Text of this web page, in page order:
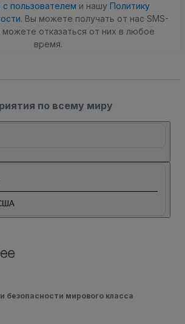
пользователем и нашу Политику
. Вы можете получать от нас SMS-
отказаться от них в любое
время.
по всему миру
безопасности мирового класса